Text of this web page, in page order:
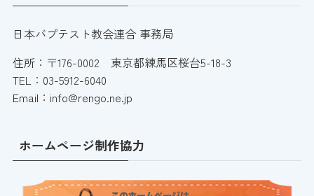
日本バプテスト教会連合 事務局
住所：〒176-0002 東京都練馬区桜台5-18-3
TEL：03-5912-6040
Email：info@rengo.ne.jp
ホームページ制作協力